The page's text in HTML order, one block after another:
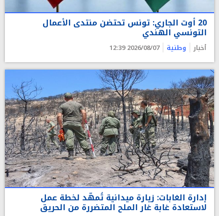
20 أوت الجاري: تونس تحتضن منتدى الأعمال
التونسي الهندي
أخبار وطنية 2026/08/07 12:39
إدارة الغابات: زيارة ميدانية تُمهّد لخطة عمل
لاستعادة غابة غار الملح المتضررة من الحريق